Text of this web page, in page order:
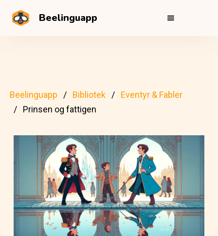
Beelinguapp
Beelinguapp Bibliotek
Eventyr & Fabler
Prinsen og fattigen